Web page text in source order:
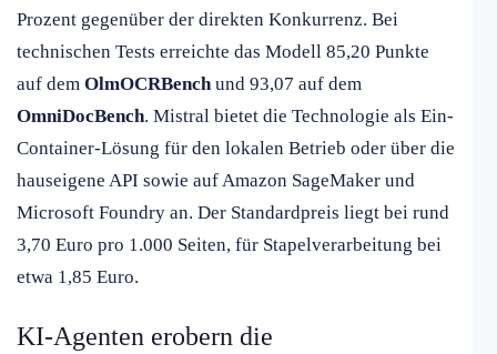
Prozent gegenüber der direkten Konkurrenz. Bei
technischen Tests erreichte das Modell 85,20 Punkte
auf dem OlmOCRBenchund 93,07 auf dem
OmniDocBench. Mistral bietet die Technologie als Ein-
Container-Lösung für den lokalen Betrieb oder über die
hauseigene API sowie auf Amazon SageMaker und
Microsoft Foundry an. Der Standardpreis liegt bei rund
3,70 Euro pro 1.000 Seiten, für Stapelverarbeitung bei
etwa 1,85 Euro.
KI-Agenten erobern die